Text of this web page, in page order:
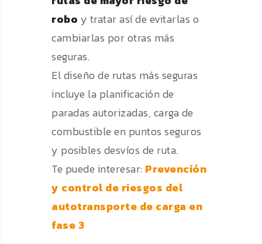
robo y tratar así de evitarlas o
cambiarlas por otras más
seguras.
El diseño de rutas más seguras
incluye la planificación de
paradas autorizadas, carga de
combustible en puntos seguros
y posibles desvíos de ruta.
Te puede interesar: Prevención
y control de riesgos del
autotransporte de carga en
fase 3